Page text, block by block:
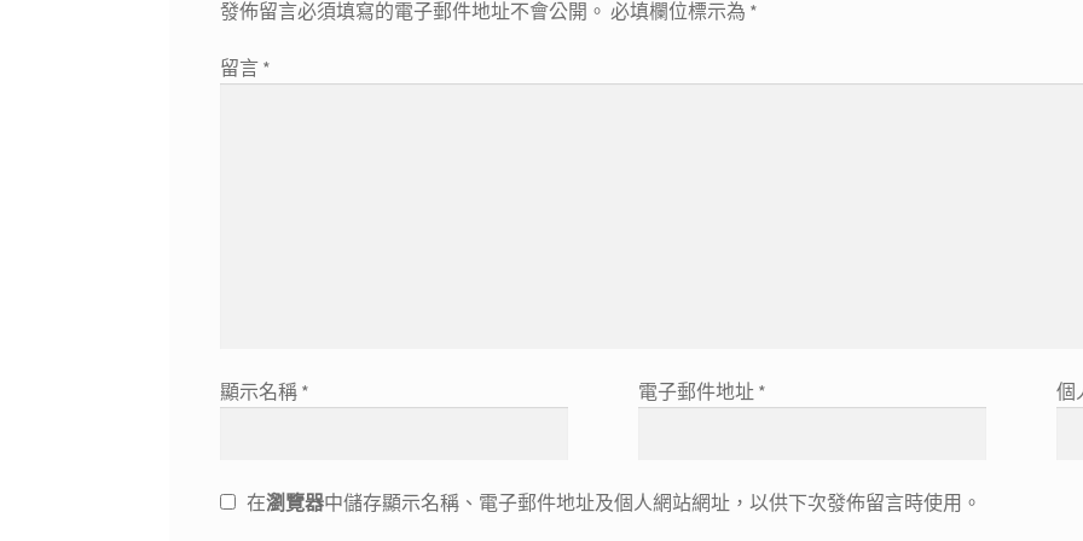
發佈留言必須填寫的電子郵件地址不會公開。 必填欄位標示為 *
留言 *
顯示名稱 * 電子郵件地址 * 個
在瀏覽器中儲存顯示名稱、電子郵件地址及個人網站網址，以供下次發佈留言時使用。